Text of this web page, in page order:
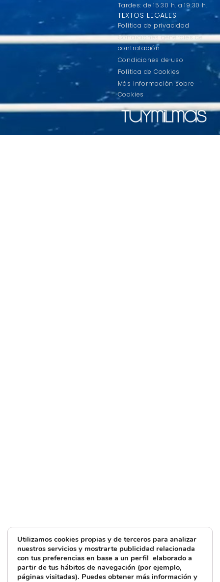
Tardes: de 15:30 h. a 19:30 h.
TEXTOS LEGALES
Política de privacidad
Condiciones generales de
contratación
Condiciones de uso
Política de Cookies
Más información sobre
Cookies
Utilizamos cookies propias y de terceros para analizar
nuestros servicios y mostrarte publicidad relacionada
con tus preferencias en base a un perfil elaborado a
partir de tus hábitos de navegación (por ejemplo,
páginas visitadas). Puedes obtener más información y